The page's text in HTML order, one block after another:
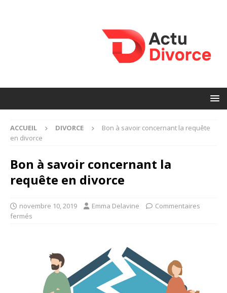
ACCUEIL DIVORCE
Bon à savoir concernant la requête
en divorce
Bon à savoir concernant la
requête en divorce
novembre 10, 2019 Emma Delavine
Commentaires
fermés